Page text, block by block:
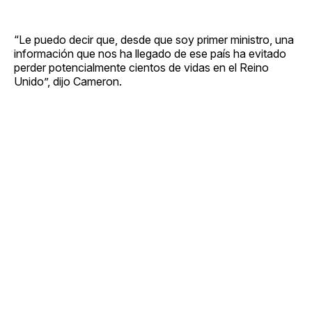
“Le puedo decir que, desde que soy primer ministro, una
información que nos ha llegado de ese país ha evitado
perder potencialmente cientos de vidas en el Reino
Unido”, dijo Cameron.